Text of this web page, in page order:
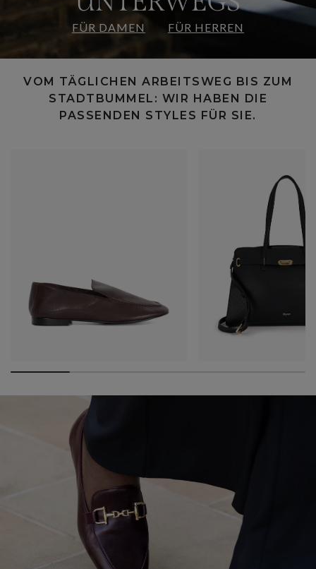
FÜR DAMEN FÜR HERREN
VOM TÄGLICHEN ARBEITSWEG BIS ZUM
STADTBUMMEL: WIR HABEN DIE
PASSENDEN STYLES FÜR SIE.